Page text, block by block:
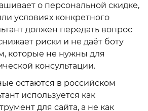
о персональной скидке,
условиях конкретного
должен передать вопрос
риски и не даёт боту
которые не нужны для
консультации.
остаются в российском
используется как
для сайта, а не как